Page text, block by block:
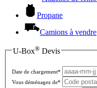
Propane
Camions à vendre
U-Box® Devis
Date de chargement*
Vous déménagez de*